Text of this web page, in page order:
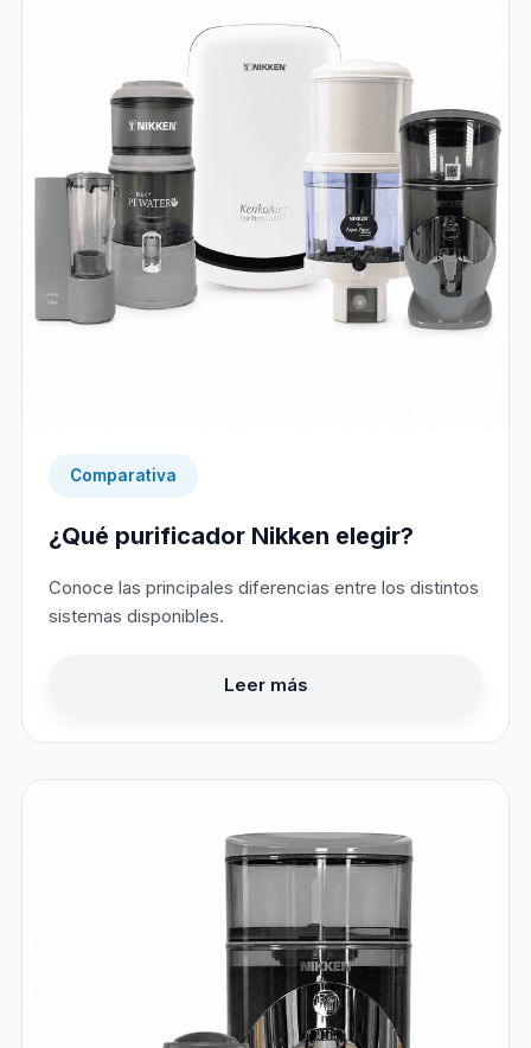
Comparativa
¿Qué purificador Nikken elegir?
Conoce las principales diferencias entre los distintos
sistemas disponibles.
Leer más